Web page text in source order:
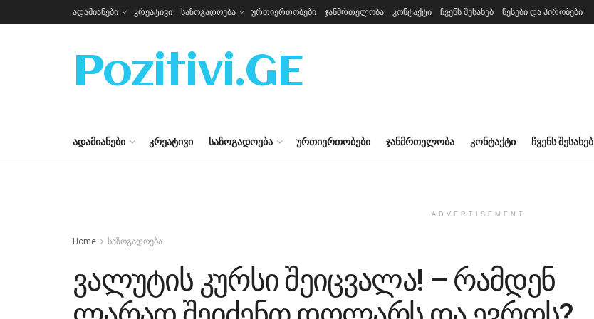
ადამიანები კრეატივი საზოგადოება ურთიერთობები ჯანმრთელობა კონტაქტი ჩვენს შესახებ წესები და პირობები
Pozitivi.GE
ᲐᲓᲐᲛᲘᲐᲜᲔᲑᲘ ᲙᲠᲔᲐᲢᲘᲕᲘ ᲡᲐᲖᲝᲒᲐᲓᲝᲔᲑᲐ ᲣᲠᲗᲘᲔᲠᲗᲝᲑᲔᲑᲘ ᲯᲐᲜᲛᲠᲗᲔᲚᲝᲑᲐ ᲙᲝᲜᲢᲐᲥᲢᲘ ᲩᲕᲔᲜᲡ ᲨᲔᲡᲐᲮᲔᲑ
ADVERTISEMENT
Home საზოგადოება
ვალუტის კურსი შეიცვალა! – რამდენ